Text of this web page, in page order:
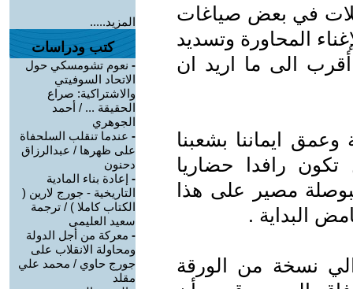
في بعض صياغات
المحاورة وتسديد
الى ما اريد ان
وعمق ايماننا بشعبنا
تكون رافدا حضاريا
مصير على هذا
البداية .
نسخة من الورقة
المزيد.....
كتب ودراسات
- نعوم تشومسكي حول
الاتحاد السوفيتي
والاشتراكية: صراع
الحقيقة ... / أحمد
الجوهري
- عندما تنقلب السلحفاة
على ظهرها / عبدالرزاق
دحنون
- إعادة بناء المادية
التاريخية - جورج لارين (
الكتاب كاملا ) / ترجمة
سعيد العليمى
- معركة من أجل الدولة
ومحاولة الانقلاب على
جورج حاوي / محمد علي
مقلد